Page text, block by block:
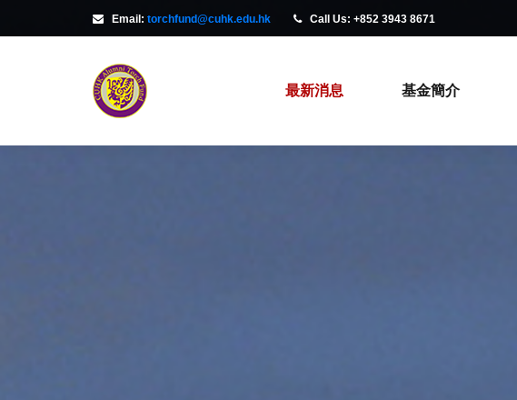
Email: torchfund@cuhk.edu.hk Call Us: +852 3943 8671
最新消息 基金簡介